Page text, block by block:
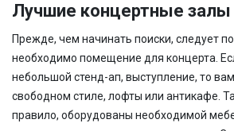
Лучшие концертные
Прежде, чем начинать поиски, следует
необходимо помещение для концерта.
небольшой стенд-ап, выступление, то
свободном стиле, лофты или антикафе.
правило, оборудованы необходимой